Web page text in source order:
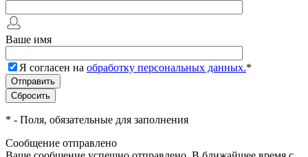
Ваше имя
Я согласен на обработку персональных данных.*
* - Поля, обязательные для заполнения
Сообщение отправлено